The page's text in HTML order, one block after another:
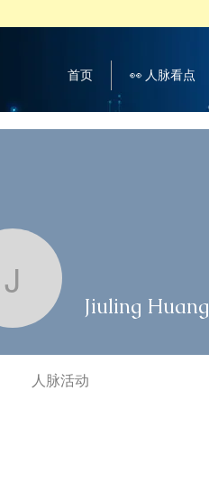
首页 👀 人脉看点
Jiuling Huang
Jiuling Huang
人脉活动